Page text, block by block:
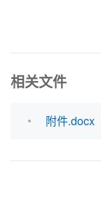
相关文件
附件.docx